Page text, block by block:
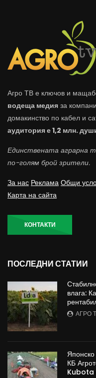
Агро ТВ е ключов и
водеща медия за
домакинство по кабел и
аудитория е 1,2 млн.
Единствената аграрна
по-голям брой зрители.
За нас Реклама Общи
Карта на сайта
КОНТАКТИ
ПОСЛЕДНИ СТАТИИ
влага:
АГРО
Японско
КБ
Kubota